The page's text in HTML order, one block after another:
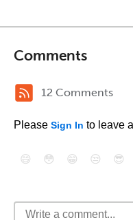
Comments
12 Comments
Please Sign In to leave
😄 😳 😁 😒 😎